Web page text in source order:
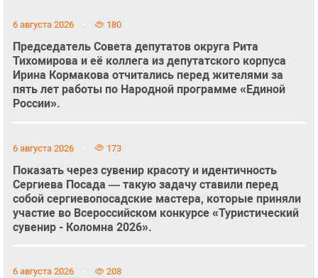
6 августа 2026 180
Председатель Совета депутатов округа Рита
Тихомирова и её коллега из депутатского корпуса
Ирина Кормакова отчитались перед жителями за
пять лет работы по Народной программе «Единой
России».
6 августа 2026 173
Показать через сувенир красоту и идентичность
Сергиева Посада — такую задачу ставили перед
собой сергиевопосадские мастера, которые приняли
участие во Всероссийском конкурсе «Туристический
сувенир - Коломна 2026».
6 августа 2026 208